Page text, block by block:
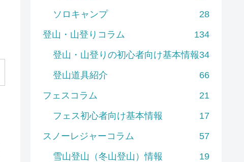
ソロキャンプ
28
登山・山登りコラム
134
登山・山登りの初心者向け基本情報34
登山道具紹介
66
フェスコラム
21
フェス初心者向け基本情報
17
スノーレジャーコラム
57
雪山登山（冬山登山）情報
19